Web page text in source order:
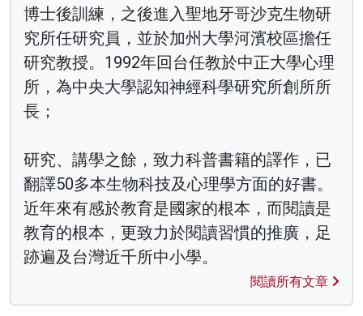
博士後訓練，之後進入聖地牙哥沙克生物研
究所任研究員，並於加州大學河濱校區擔任
研究教授。1992年回台任教於中正大學心理
所，為中央大學認知神經科學研究所創所所
長；
研究、講學之餘，致力科普書籍的譯作，已
翻譯50多本生物科技及心理學方面的好書。
近年來有感於教育是國家的根本，而閱讀是
教育的根本，更致力於閱讀習慣的推廣，足
跡遍及台灣近千所中小學。
閱讀所有文章